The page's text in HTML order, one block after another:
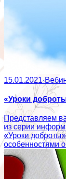
15.01.2021·
«Уроки
Представляем
из серии
«Уроки
особенностями